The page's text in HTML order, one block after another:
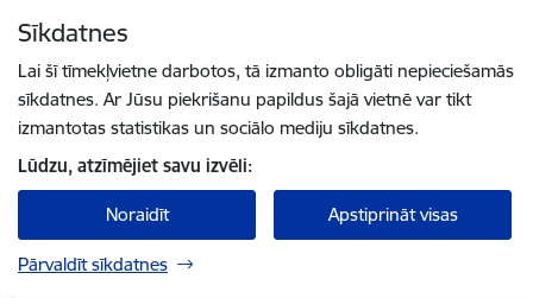
Sīkdatnes
Lai šī tīmekļvietne darbotos, tā izmanto obligāti nepieciešamās
sīkdatnes. Ar Jūsu piekrišanu papildus šajā vietnē var tikt
izmantotas statistikas un sociālo mediju sīkdatnes.
Lūdzu, atzīmējiet savu izvēli:
Noraidīt Apstiprināt visas
Pārvaldīt sīkdatnes